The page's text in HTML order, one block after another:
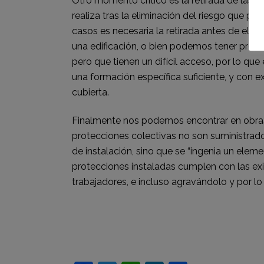
realiza tras la eliminación del riesgo que
casos es necesaria la retirada antes de
una edificación, o bien podemos tener
pero que tienen un difícil acceso, por lo
una formación específica suficiente, y con
cubierta.
Finalmente nos podemos encontrar en
protecciones colectivas no son
de instalación, sino que se “ingenia un
protecciones instaladas cumplen con las
trabajadores, e incluso agravándolo y por